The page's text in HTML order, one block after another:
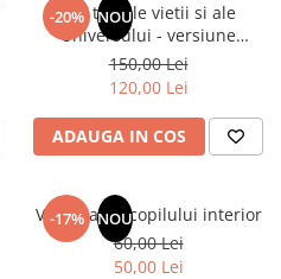
-20% NOU
Din tainele vietii si ale
Universului - versiune
originala din 1939. Volumele I-
III. Cutie de colectie -Scarlat
Demetrescu
150,00 Lei
120,00 Lei
ADAUGA IN COS
-17% NOU
Vindecarea copilului interior
60,00 Lei
50,00 Lei